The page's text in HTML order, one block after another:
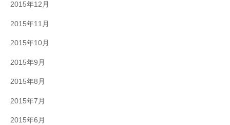
2015年12月
2015年11月
2015年10月
2015年9月
2015年8月
2015年7月
2015年6月